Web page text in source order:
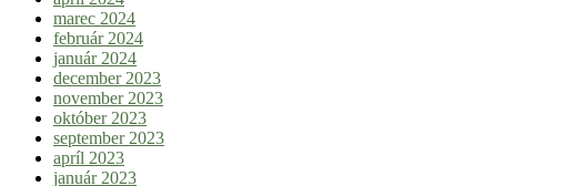
marec 2024
február 2024
január 2024
december 2023
november 2023
október 2023
september 2023
apríl 2023
január 2023